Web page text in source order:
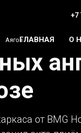
+7
ГЛАВНАЯ О
› Аягоз
от BMG